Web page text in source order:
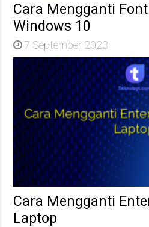
Cara Mengganti
Windows 10
7 September 2023
Cara Mengganti
Laptop